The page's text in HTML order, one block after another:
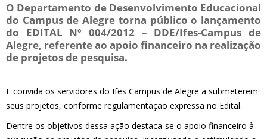
O Departamento de Desenvolvimento Educacional
do Campus de Alegre torna público o lançamento
do EDITAL Nº 004/2012 – DDE/Ifes-Campus de
Alegre, referente ao apoio financeiro na realização
de projetos de pesquisa.
E convida os servidores do Ifes Campus de Alegre a submeterem
seus projetos, conforme regulamentação expressa no Edital.
Dentre os objetivos dessa ação destaca-se o apoio financeiro à